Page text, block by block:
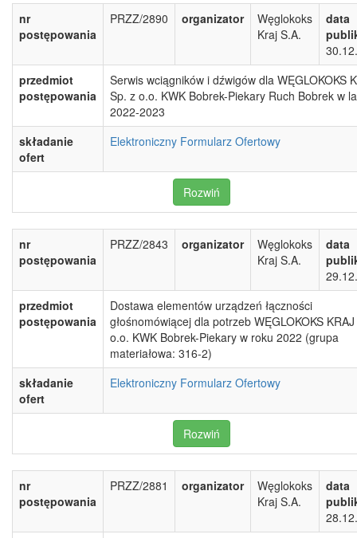
nr
postępowania
PRZZ/2890 organizator
Węglokoks
Kraj S.A.
data
przedmiot
postępowania
Serwis wciągników i dźwigów dla WĘGLOKOKS
Sp. z o.o. KWK Bobrek-Piekary Ruch Bobrek w
2022-2023
składanie
ofert
Elektroniczny Formularz Ofertowy
Rozwiń
nr
postępowania
PRZZ/2843 organizator
Węglokoks
Kraj S.A.
data
przedmiot
postępowania
Dostawa elementów urządzeń łączności
głośnomówiącej dla potrzeb WĘGLOKOKS
o.o. KWK Bobrek-Piekary w roku 2022 (grupa
materiałowa: 316-2)
składanie
ofert
Elektroniczny Formularz Ofertowy
Rozwiń
nr
postępowania
PRZZ/2881 organizator
Węglokoks
Kraj S.A.
data